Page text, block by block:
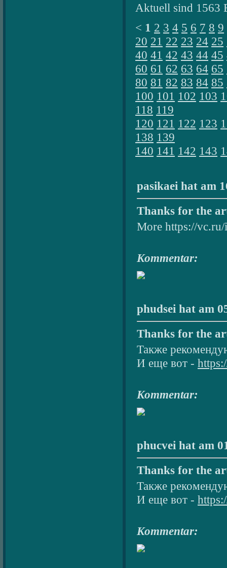
Aktuell sind 1563
< 1 2 3 4 5 6 7 8 9
20 21 22 23 24 25
40 41 42 43 44 45
60 61 62 63 64 65
80 81 82 83 84 85
100 101 102 103
118 119
120 121 122 123
138 139
140 141 142 143
pasikaei hat am
Thanks for the
More https://
Kommentar:
phudsei hat am
Thanks for the
Также
И еще вот -
Kommentar:
phucvei hat am
Thanks for the
Также
И еще вот -
Kommentar: